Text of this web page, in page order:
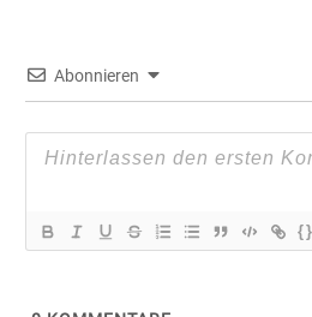
Abonnieren
{}